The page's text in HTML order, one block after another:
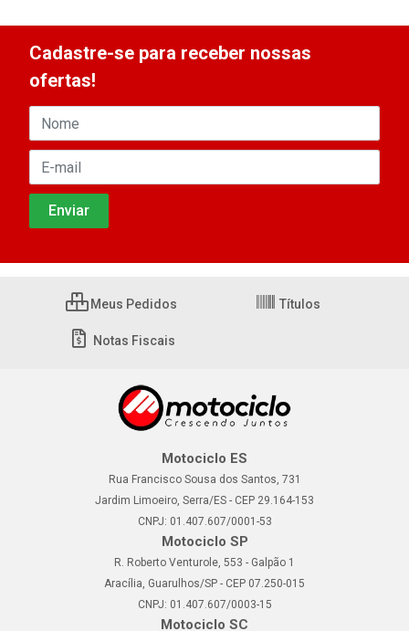
Cadastre-se para receber nossas
ofertas!
Meus Pedidos Títulos
Notas Fiscais
Motociclo ES
Rua Francisco Sousa dos Santos, 731
Jardim Limoeiro, Serra/ES - CEP 29.164-153
CNPJ: 01.407.607/0001-53
Motociclo SP
R. Roberto Venturole, 553 - Galpão 1
Aracília, Guarulhos/SP - CEP 07.250-015
CNPJ: 01.407.607/0003-15
Motociclo SC